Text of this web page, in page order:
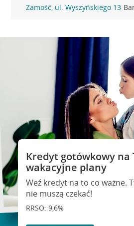
Zamość, ul. Wyszyńskiego 13
Kredyt gotówkowy na
wakacyjne plany
Weź kredyt na to co ważne.
nie muszą czekać!
RRSO: 9,6%